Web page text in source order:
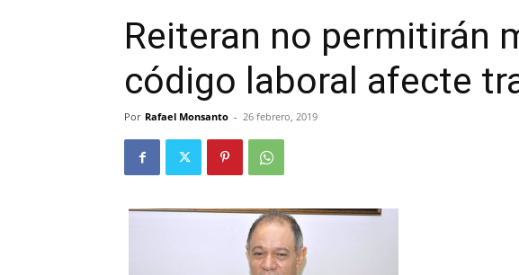
Reiteran no permitirán
código laboral afecte
Por Rafael Monsanto - 26 febrero, 2019